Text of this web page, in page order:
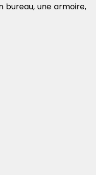
bureau, une armoire,